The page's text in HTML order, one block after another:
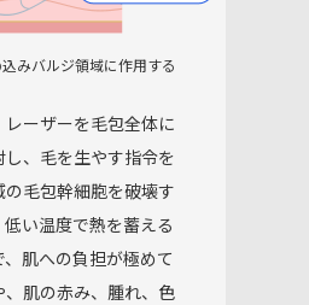
みバルジ領域に作用する
ーザーを毛包全体に
し、毛を生やす指令を
毛包幹細胞を破壊す
い温度で熱を蓄える
肌への負担が極めて
肌の赤み、腫れ、色